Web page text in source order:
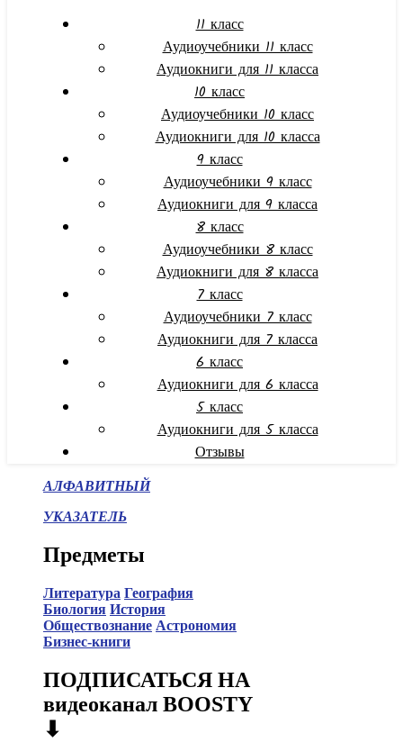
11 класс
Аудиоучебники 11 класс
Аудиокниги для 11 класса
10 класс
Аудиоучебники 10 класс
Аудиокниги для 10 класса
9 класс
Аудиоучебники 9 класс
Аудиокниги для 9 класса
8 класс
Аудиоучебники 8 класс
Аудиокниги для 8 класса
7 класс
Аудиоучебники 7 класс
Аудиокниги для 7 класса
6 класс
Аудиокниги для 6 класса
5 класс
Аудиокниги для 5 класса
Отзывы
АЛФАВИТНЫЙ
УКАЗАТЕЛЬ
Предметы
Литература География
Биология История
Обществознание Астрономия
Бизнес-книги
ПОДПИСАТЬСЯ НА
видеоканал BOOSTY
⬇